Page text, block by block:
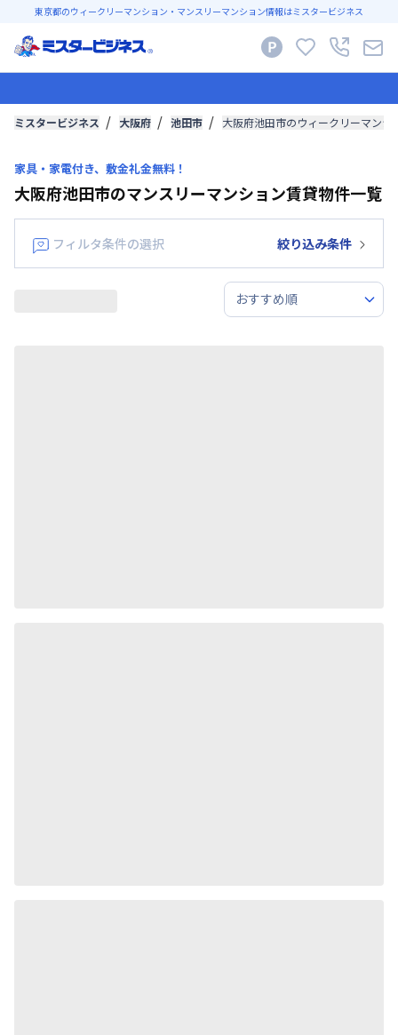
東京都のウィークリーマンション・マンスリーマンション情報はミスタービジネス
ミスタービジネス 大阪府 池田市 大阪府池田市のウィークリーマン
家具・家電付き、敷金礼金無料！
大阪府池田市のマンスリーマンション賃貸物件一覧
フィルタ条件の選択 絞り込み条件